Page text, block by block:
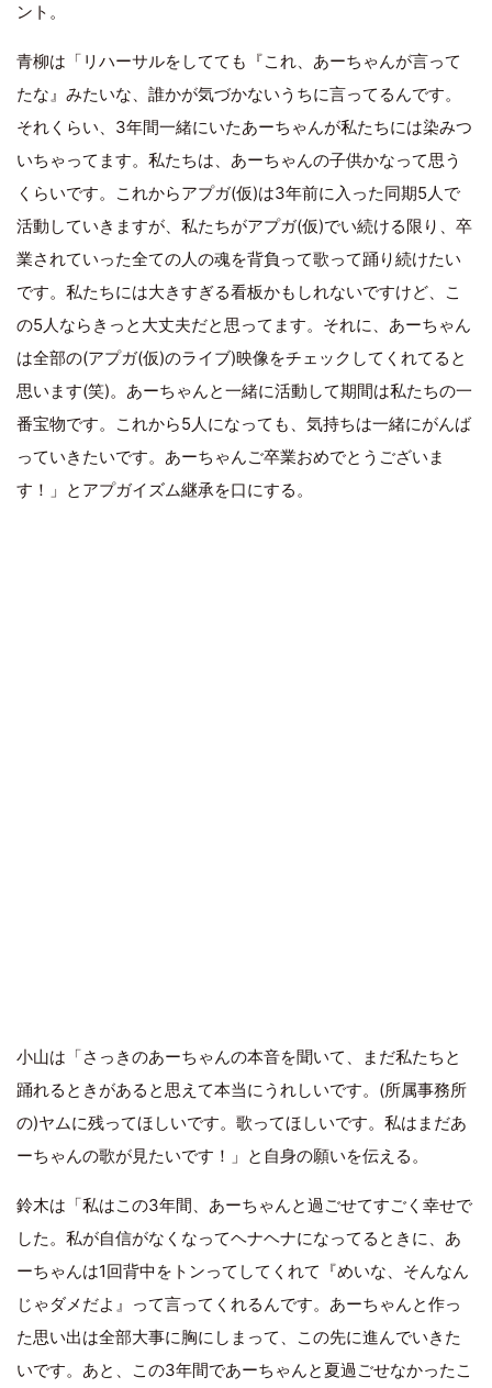
ント。
青柳は「リハーサルをしてても『これ、あーちゃんが言って
たな』みたいな、誰かが気づかないうちに言ってるんです。
それくらい、3年間一緒にいたあーちゃんが私たちには染みつ
いちゃってます。私たちは、あーちゃんの子供かなって思う
くらいです。これからアプガ(仮)は3年前に入った同期5人で
活動していきますが、私たちがアプガ(仮)でい続ける限り、卒
業されていった全ての人の魂を背負って歌って踊り続けたい
です。私たちには大きすぎる看板かもしれないですけど、こ
の5人ならきっと大丈夫だと思ってます。それに、あーちゃん
は全部の(アプガ(仮)のライブ)映像をチェックしてくれてると
思います(笑)。あーちゃんと一緒に活動して期間は私たちの一
番宝物です。これから5人になっても、気持ちは一緒にがんば
っていきたいです。あーちゃんご卒業おめでとうございま
す！」とアプガイズム継承を口にする。
小山は「さっきのあーちゃんの本音を聞いて、まだ私たちと
踊れるときがあると思えて本当にうれしいです。(所属事務所
の)ヤムに残ってほしいです。歌ってほしいです。私はまだあ
ーちゃんの歌が見たいです！」と自身の願いを伝える。
鈴木は「私はこの3年間、あーちゃんと過ごせてすごく幸せで
した。私が自信がなくなってヘナヘナになってるときに、あ
ーちゃんは1回背中をトンってしてくれて『めいな、そんなん
じゃダメだよ』って言ってくれるんです。あーちゃんと作っ
た思い出は全部大事に胸にしまって、この先に進んでいきた
いです。あと、この3年間であーちゃんと夏過ごせなかったこ